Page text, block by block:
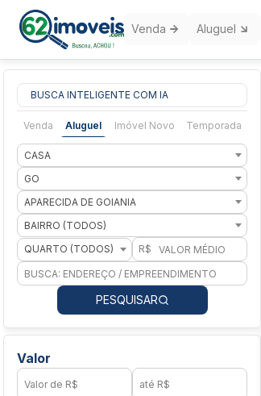
Venda Aluguel
BUSCA INTELIGENTE COM IA
Venda Aluguel Imóvel Novo Temporada
CASA
GO
APARECIDA DE GOIANIA
BAIRRO (TODOS)
QUARTO (TODOS)
R$
PESQUISAR
Valor